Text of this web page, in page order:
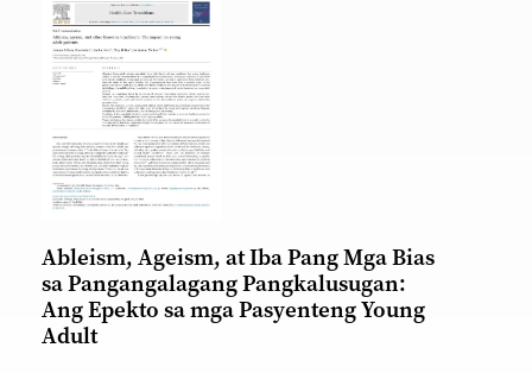
Ableism, Ageism, at Iba Pang Mga Bias
sa Pangangalagang Pangkalusugan:
Ang Epekto sa mga Pasyenteng Young
Adult